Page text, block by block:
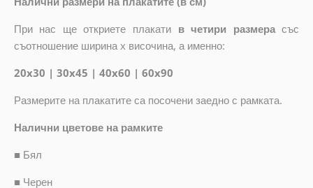
При нас ще откриете плакати в четири размера със
съотношение ширина x височина, а именно:
20x30 | 30x45 | 40x60 | 60x90
Размерите на плакатите са посочени заедно с рамката.
Налични цветове на рамките
■ Бял
■ Черен